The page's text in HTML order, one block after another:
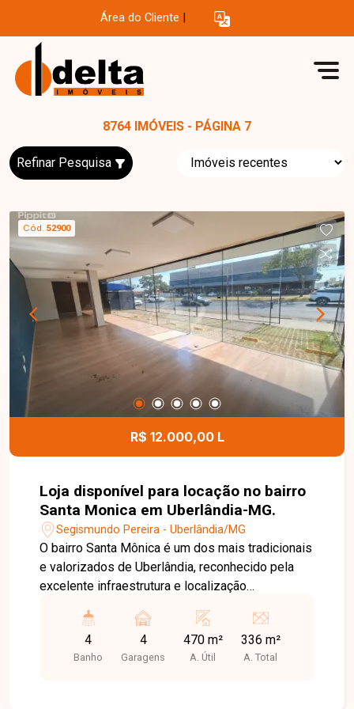
Área do Cliente
8764 IMÓVEIS - PÁGINA 7
Refinar Pesquisa
Cód. 52900
R$ 12.000,00 L
Loja disponível para locação no bairro
Santa Monica em Uberlândia-MG.
Segismundo Pereira - Uberlândia/MG
O bairro Santa Mônica é um dos mais tradicionais
e valorizados de Uberlândia, reconhecido pela
excelente infraestrutura e localização
pessoas, ampla variedade de comércios,
serviços, instituições de ensino e fácil acesso às
principais avenidas da cidade, tornando-se uma
4
Banho
4
Garagens
470 m²
A. Útil
336 m²
A. Total